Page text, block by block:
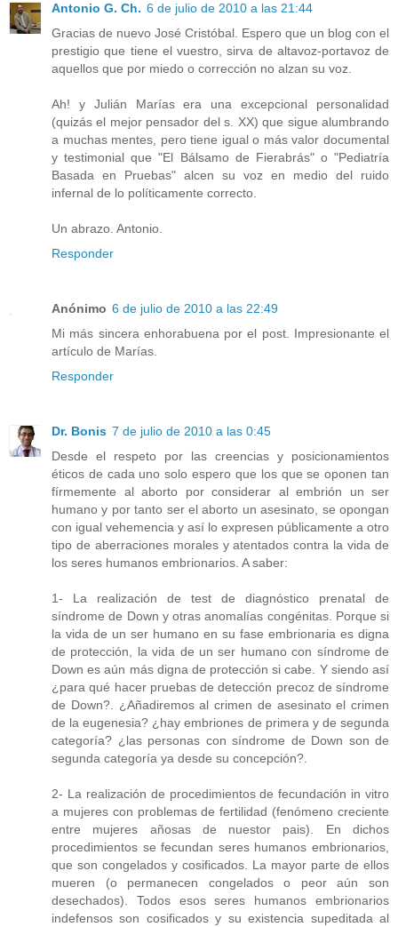
Antonio G. Ch. 6 de julio de 2010 a las 21:44
Gracias de nuevo José Cristóbal. Espero que un blog con el
prestigio que tiene el vuestro, sirva de altavoz-portavoz de
aquellos que por miedo o corrección no alzan su voz.
Ah! y Julián Marías era una excepcional personalidad
(quizás el mejor pensador del s. XX) que sigue alumbrando
a muchas mentes, pero tiene igual o más valor documental
y testimonial que "El Bálsamo de Fierabrás" o "Pediatría
Basada en Pruebas" alcen su voz en medio del ruido
infernal de lo políticamente correcto.
Un abrazo. Antonio.
Responder
Anónimo 6 de julio de 2010 a las 22:49
Mi más sincera enhorabuena por el post. Impresionante el
artículo de Marías.
Responder
Dr. Bonis 7 de julio de 2010 a las 0:45
Desde el respeto por las creencias y posicionamientos
éticos de cada uno solo espero que los que se oponen tan
fírmemente al aborto por considerar al embrión un ser
humano y por tanto ser el aborto un asesinato, se opongan
con igual vehemencia y así lo expresen públicamente a otro
tipo de aberraciones morales y atentados contra la vida de
los seres humanos embrionarios. A saber:
1- La realización de test de diagnóstico prenatal de
síndrome de Down y otras anomalías congénitas. Porque si
la vida de un ser humano en su fase embrionaria es digna
de protección, la vida de un ser humano con síndrome de
Down es aún más digna de protección si cabe. Y siendo así
¿para qué hacer pruebas de detección precoz de síndrome
de Down?. ¿Añadiremos al crimen de asesinato el crimen
de la eugenesia? ¿hay embriones de primera y de segunda
categoría? ¿las personas con síndrome de Down son de
segunda categoría ya desde su concepción?.
2- La realización de procedimientos de fecundación in vitro
a mujeres con problemas de fertilidad (fenómeno creciente
entre mujeres añosas de nuestor pais). En dichos
procedimientos se fecundan seres humanos embrionarios,
que son congelados y cosificados. La mayor parte de ellos
mueren (o permanecen congelados o peor aún son
desechados). Todos esos seres humanos embrionarios
indefensos son cosificados y su existencia supeditada al